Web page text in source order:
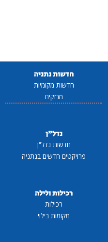
חדשות נתניה
חדשות מקומיות
מבזקים
נדל"ן
חדשות נדל"ן
פרויקטים חדשים בנתניה
רכילות ולילה
רכילות
מקומות בילוי